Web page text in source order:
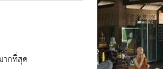
ากที่สุด